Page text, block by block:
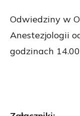
Odwiedziny w
Anestezjologii
godzinach